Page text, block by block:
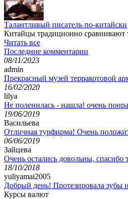
Талантливый писатель по-китайски
Китайцы традиционно сравнивают
Читать все
Последние комментарии
08/11/2023
admin
Прекрасный музей терракотовой
16/02/2020
lilya
Не поленилась - нашла! очень
19/06/2019
Васильева
Отличная турфирма! Очень
06/06/2019
Зайцева
Очень остались довольны,
18/10/2018
yuliyamai2005
Добрый день! Протезировала зубы
Курсы валют